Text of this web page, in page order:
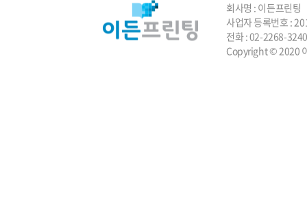
회사명 : 이든프린
사업자 등록번호 :
전화 : 02-2268-
Copyright © 2020